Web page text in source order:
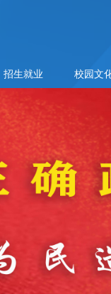
招生就业 校园文